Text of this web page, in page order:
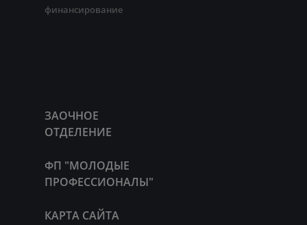
финансирование
ЗАОЧНОЕ
ОТДЕЛЕНИЕ
ФП "МОЛОДЫЕ
ПРОФЕССИОНАЛЫ"
КАРТА САЙТА